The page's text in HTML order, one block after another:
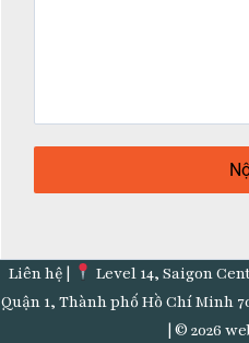
Liên hệ |
Level 14, Saigon
Quận 1, Thành phố Hồ Chí Minh
| © 2026